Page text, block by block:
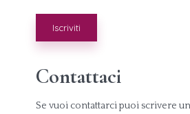
Contattaci
Se vuoi contattarci puoi scrivere